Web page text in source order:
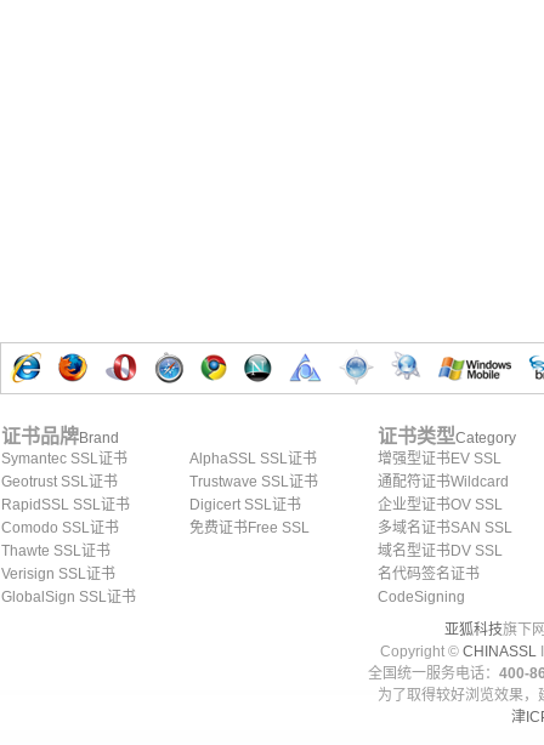
证书品牌Brand
Symantec SSL证书
Geotrust SSL证书
RapidSSL SSL证书
Comodo SSL证书
Thawte SSL证书
Verisign SSL证书
GlobalSign SSL证书
AlphaSSL SSL证书
Trustwave SSL证书
Digicert SSL证书
免费证书Free SSL
证书类型Category
增强型证书EV SSL
通配符证书Wildcard
企业型证书OV SSL
多域名证书SAN SSL
域名型证书DV SSL
名代码签名证书
CodeSigning
亚狐科技旗下
Copyright © CHINASSL
全国统一服务电话： 400-
为了取得较好浏览效果
津